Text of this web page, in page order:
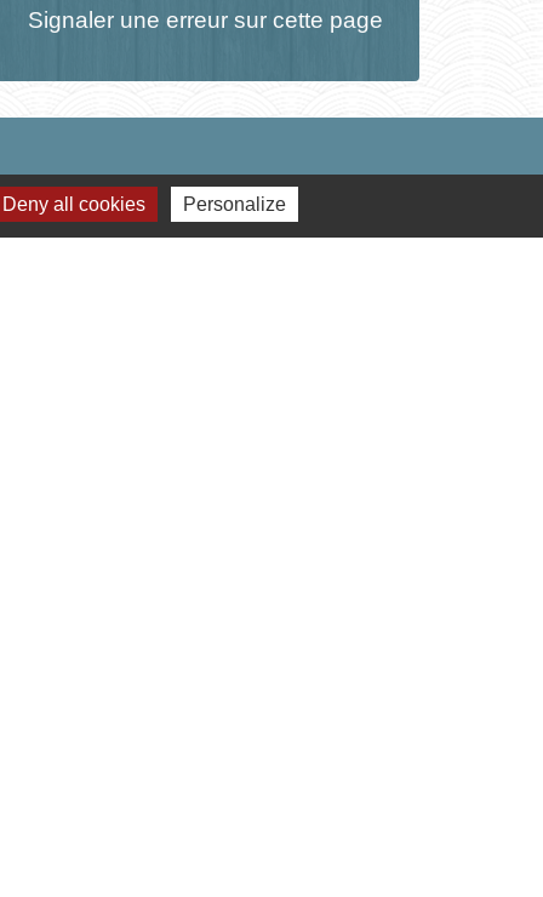
Signaler une erreur sur cette page
all cookies Personalize